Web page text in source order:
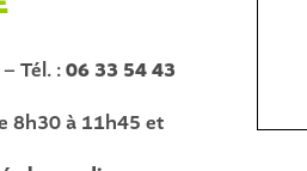
Tél. :06 33 54 43
8h30 à 11h45 et